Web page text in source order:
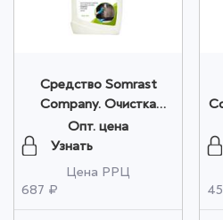
Средство Somrast
Company. Очистка
стекла и керамики
распылитель 500 мл.
Опт. цена
Узнать
Цена РРЦ
687 ₽